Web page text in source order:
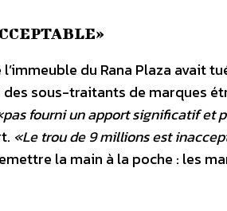
du Rana Plaza avait
sous-traitants de marques
fourni un apport significatif et
«Le trou de 9 millions est
la main à la poche : les